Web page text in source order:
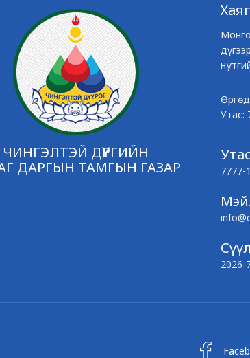
ЧИНГЭЛТЭЙ ДҮҮРГИЙН
ДАРГЫН ТАМГЫН ГАЗАР
Хаяг
Утас:
7777-
2026-